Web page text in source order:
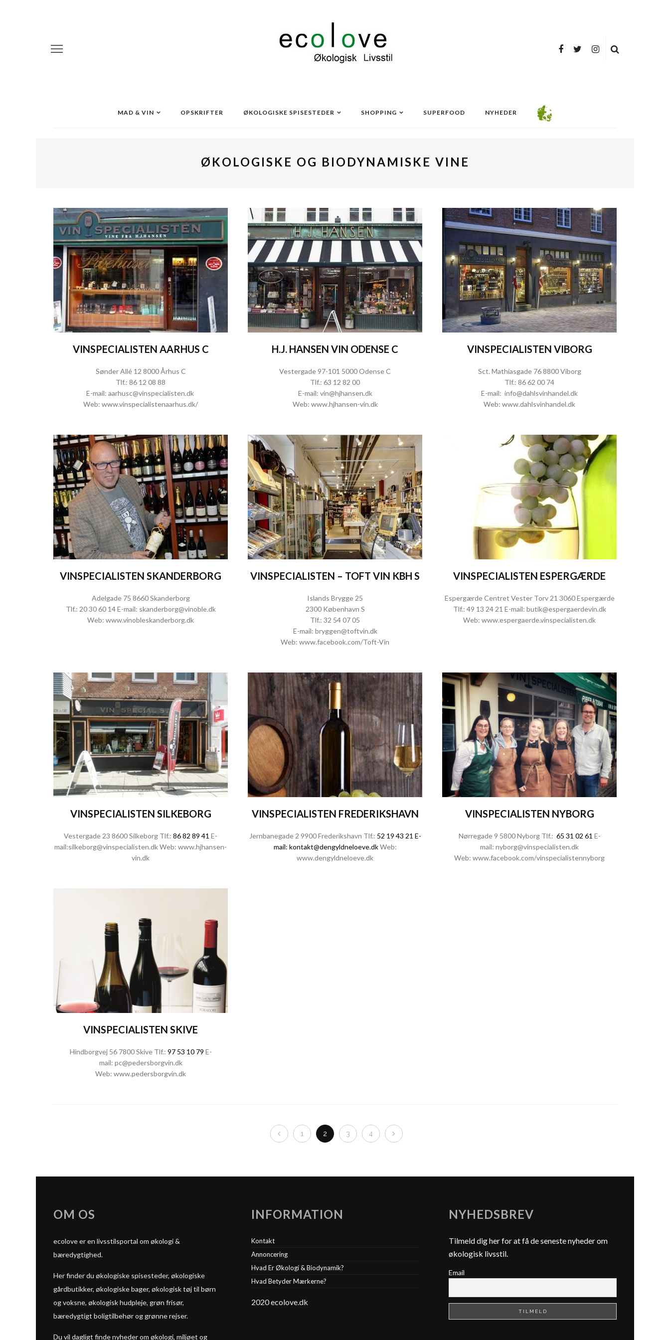
MAD & VIN OPSKRIFTER ØKOLOGISKE SPISESTEDER SHOPPING SUPERFOOD NYHEDER
ØKOLOGISKE OG BIODYNAMISKE VINE
VINSPECIALISTEN AARHUS C
Sønder Allé 12 8000 Århus C
Tlf.: 86 12 08 88
E-mail: aarhusc@vinspecialisten.dk
Web: www.vinspecialistenaarhus.dk/
H.J. HANSEN VIN ODENSE C
Vestergade 97-101 5000 Odense C
Tlf.: 63 12 82 00
E-mail: vin@hjhansen.dk
Web: www.hjhansen-vin.dk
VINSPECIALISTEN VIBORG
Sct. Mathiasgade 76 8800 Viborg
Tlf.: 86 62 00 74
E-mail: info@dahlsvinhandel.dk
Web: www.dahlsvinhandel.dk
VINSPECIALISTEN SKANDERBORG
Adelgade 75 8660 Skanderborg
Tlf.: 20 30 60 14E-mail: skanderborg@vinoble.dk
Web: www.vinobleskanderborg.dk
VINSPECIALISTEN – TOFT VIN KBH S
Islands Brygge 25
2300 København S
Tlf.: 32 54 07 05
E-mail: bryggen@toftvin.dk
Web: www.facebook.com/Toft-Vin
VINSPECIALISTEN ESPERGÆRDE
Espergærde Centret Vester Torv 21 3060 Espergærde
Tlf.: 49 13 24 21 E-mail: butik@espergaerdevin.dk
Web: www.espergaerde.vinspecialisten.dk
VINSPECIALISTEN SILKEBORG
Vestergade 23 8600 Silkeborg Tlf.: 86 82 89 41 E-
mail:silkeborg@vinspecialisten.dkWeb: www.hjhansen-
vin.dk
VINSPECIALISTEN FREDERIKSHAVN
Jernbanegade 2 9900 Frederikshavn Tlf.: 52 19 43 21 E-
mail: kontakt@dengyldneloeve.dk Web:
www.dengyldneloeve.dk
VINSPECIALISTEN NYBORG
Nørregade 9 5800 Nyborg Tlf.: 65 31 02 61 E-
mail: nyborg@vinspecialisten.dk
Web: www.facebook.com/vinspecialistennyborg
VINSPECIALISTEN SKIVE
Hindborgvej 56 7800 Skive Tlf.: 97 53 10 79 E-
mail: pc@pedersborgvin.dk
Web: www.pedersborgvin.dk
1 2 3 4
OM OS
ecolove er en livsstilsportal om økologi &
bæredygtighed.
Her finder du økologiske spisesteder, økologiske
gårdbutikker, økologiske bager, økologisk tøj til børn
og voksne, økologisk hudpleje, grøn frisør,
bæredygtigt boligtilbehør og grønne rejser.
Du vil dagligt finde nyheder om økologi, miljøet og
INFORMATION
Kontakt
Annoncering
Hvad Er Økologi & Biodynamik?
Hvad Betyder Mærkerne?
2020 ecolove.dk
NYHEDSBREV
Tilmeld dig her for at få de seneste nyheder om
økologisk livsstil.
Email